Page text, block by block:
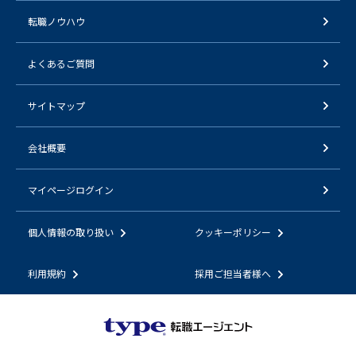
転職ノウハウ
よくあるご質問
サイトマップ
会社概要
マイページログイン
個人情報の取り扱い クッキーポリシー
利用規約 採用ご担当者様へ